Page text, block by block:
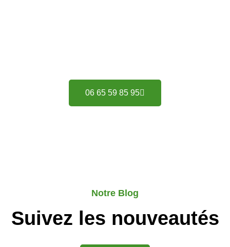
06 65 59 85 95
Notre Blog
Suivez les nouveautés